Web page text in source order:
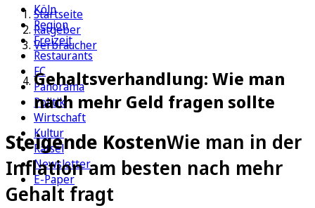
Köln
Region
Freizeit
Restaurants
FC
Panorama
Politik
Wirtschaft
Kultur
Rätsel
Newsletter
E-Paper
Startseite
Ratgeber
Verbraucher
Gehaltsverhandlung: Wie man
nach mehr Geld fragen sollte
Steigende KostenWie man in der
Inflation am besten nach mehr
Gehalt fragt